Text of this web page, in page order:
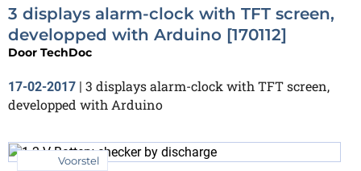
3 displays alarm-clock with TFT screen,
developped with Arduino [170112]
Door TechDoc
17-02-2017
3 displays alarm-clock with TFT screen,
developped with Arduino
Voorstel